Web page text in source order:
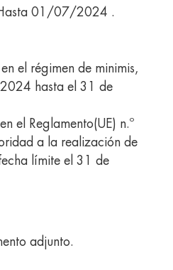
01/07/2024 .
el régimen de minimis,
hasta el 31 de
el Reglamento(UE) n.º
a la realización de
límite el 31 de
adjunto.